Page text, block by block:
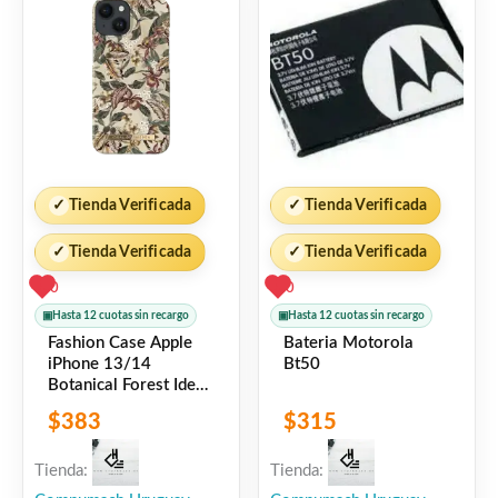
✓ Tienda Verificada
✓ Tienda Verificada
0
▣ Hasta 12 cuotas sin recargo
Fashion Case Apple
iPhone 13/14
Botanical Forest Ideal
of Sweden
$383
Tienda:
✓ Tienda Verificada
✓ Tienda Verificada
0
▣ Hasta 12 cuotas sin recargo
Bateria Motorola
Bt50
$315
Tienda: